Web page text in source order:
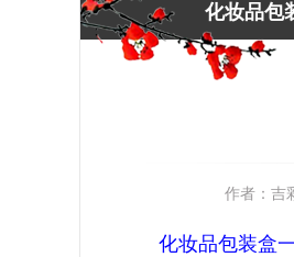
化妆品包
作者： 吉
化妆品包装盒